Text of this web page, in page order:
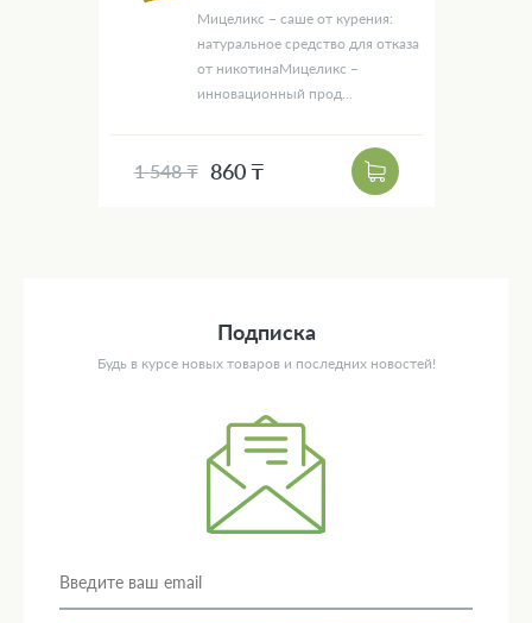
Мицеликс – саше от курения:
натуральное средство для отказа
от никотинаМицеликс –
инновационный прод...
1 548 ₸ 860 ₸
Подписка
Будь в курсе новых товаров и последних новостей!